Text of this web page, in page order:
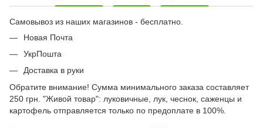
Самовывоз из наших магазинов - бесплатно.
Новая Почта
УкрПошта
Доставка в руки
Обратите внимание! Сумма минимального заказа составляет
250 грн. "Живой товар": луковичные, лук, чеснок, саженцы и
картофель отправляется только по предоплате в 100%.